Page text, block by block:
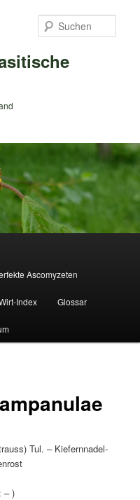
Ascomyzeten
Index Glossar
Tul. – Kiefernnadel-
– )